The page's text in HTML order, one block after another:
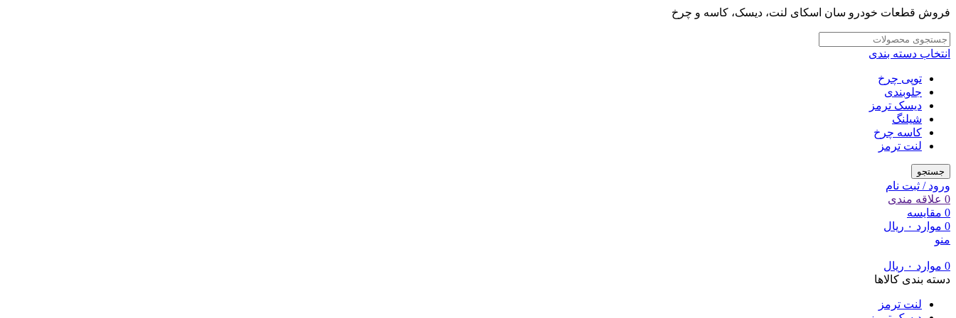
فروش قطعات خودرو سان اسکای لنت، دیسک، کاسه و چرخ
انتخاب دسته بندی
توپی چرخ
جلوبندی
دیسک ترمز
شیلنگ
کاسه چرخ
لنت ترمز
جستجو
ورود / ثبت نام
0 علاقه مندی
0 مقایسه
0 موارد ۰ ریال
منو
0 موارد ۰ ریال
دسته بندی کالاها
لنت ترمز